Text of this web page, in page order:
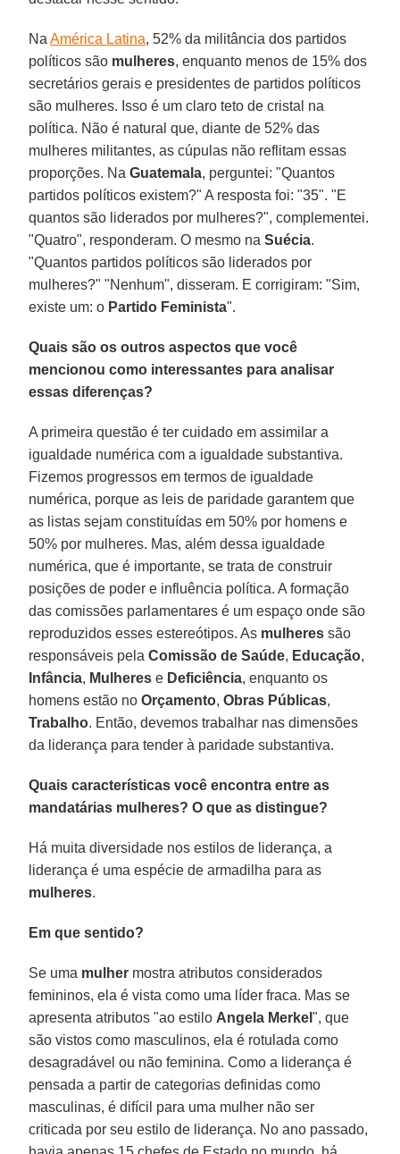
NaAmérica Latina, 52% da militância dos partidos
políticos são mulheres, enquanto menos de 15% dos
secretários gerais e presidentes de partidos políticos
são mulheres. Isso é um claro teto de cristal na
política. Não é natural que, diante de 52% das
mulheres militantes, as cúpulas não reflitam essas
proporções. NaGuatemala, perguntei: "Quantos
partidos políticos existem?" A resposta foi: "35". "E
quantos são liderados por mulheres?", complementei.
"Quatro", responderam. O mesmo naSuécia.
"Quantos partidos políticos são liderados por
mulheres?" "Nenhum", disseram. E corrigiram: "Sim,
existe um: o Partido Feminista".
Quais são os outros aspectos que você
mencionou como interessantes para analisar
essas diferenças?
A primeira questão é ter cuidado em assimilar a
igualdade numérica com a igualdade substantiva.
Fizemos progressos em termos de igualdade
numérica, porque as leis de paridade garantem que
as listas sejam constituídas em 50% por homens e
50% por mulheres. Mas, além dessa igualdade
numérica, que é importante, se trata de construir
posições de poder e influência política. A formação
das comissões parlamentares é um espaço onde são
reproduzidos esses estereótipos. As mulheres são
responsáveis pelaComissão de Saúde, Educação,
Infância, Mulheres e Deficiência, enquanto os
homens estão noOrçamento,Obras Públicas,
Trabalho. Então, devemos trabalhar nas dimensões
da liderança para tender à paridade substantiva.
Quais características você encontra entre as
mandatárias mulheres? O que as distingue?
Há muita diversidade nos estilos de liderança, a
liderança é uma espécie de armadilha para as
mulheres.
Em que sentido?
Se uma mulher mostra atributos considerados
femininos, ela é vista como uma líder fraca. Mas se
apresenta atributos "ao estilo Angela Merkel", que
são vistos como masculinos, ela é rotulada como
desagradável ou não feminina. Como a liderança é
pensada a partir de categorias definidas como
masculinas, é difícil para uma mulher não ser
criticada por seu estilo de liderança. No ano passado,